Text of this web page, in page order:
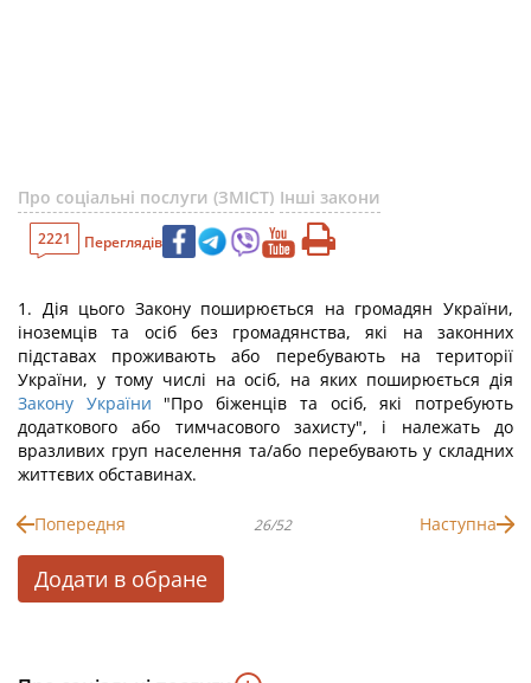
Про соціальні послуги (ЗМІСТ) Інші закони
2221 Переглядів
1. Дія цього Закону поширюється на громадян України,
іноземців та осіб без громадянства, які на законних
підставах проживають або перебувають на території
України, у тому числі на осіб, на яких поширюється дія
Закону України "Про біженців та осіб, які потребують
додаткового або тимчасового захисту", і належать до
вразливих груп населення та/або перебувають у складних
життєвих обставинах.
Попередня 26/52 Наступна
Додати в обране